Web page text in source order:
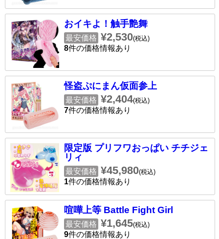
おイキよ！触手艶舞
最安価格 ¥2,530(税込)
8件の価格情報あり
怪盗ぷにまん仮面参上
最安価格 ¥2,404(税込)
7件の価格情報あり
限定版 プリフワおっぱい チチジェ
リィ
最安価格 ¥45,980(税込)
1件の価格情報あり
喧嘩上等 Battle Fight Girl
最安価格 ¥1,645(税込)
9件の価格情報あり